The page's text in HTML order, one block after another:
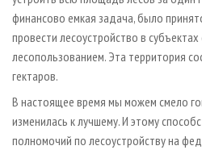
финансово емкая задача, было
провести лесоустройство в
лесопользованием. Эта территория
гектаров.
В настоящее время мы можем смело
изменилась к лучшему. И этому
полномочий по лесоустройству на